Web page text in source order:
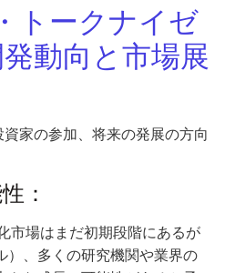
トークナイゼ
動向と市場展
家の参加、将来の発展の方向
：
市場はまだ初期段階にあるが
）、多くの研究機関や業界の